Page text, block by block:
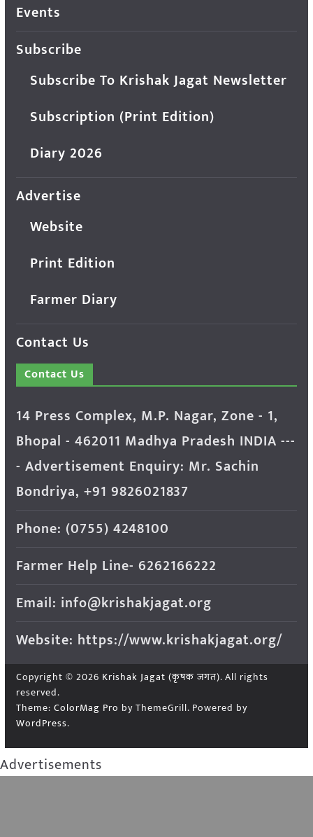
Events
Subscribe
Subscribe To Krishak Jagat Newsletter
Subscription (Print Edition)
Diary 2026
Advertise
Website
Print Edition
Farmer Diary
Contact Us
Contact Us
14 Press Complex, M.P. Nagar, Zone - 1,
Bhopal - 462011 Madhya Pradesh INDIA ---
- Advertisement Enquiry: Mr. Sachin
Bondriya, +91 9826021837
Phone: (0755) 4248100
Farmer Help Line- 6262166222
Email: info@krishakjagat.org
Website: https://www.krishakjagat.org/
Copyright © 2026 Krishak Jagat (कृषक जगत). All rights
reserved.
Theme: ColorMag Pro by ThemeGrill. Powered by
WordPress.
Advertisements